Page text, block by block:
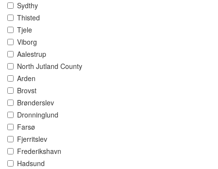
Sydthy
Thisted
Tjele
Viborg
Aalestrup
North Jutland County
Arden
Brovst
Brønderslev
Dronninglund
Farsø
Fjerritslev
Frederikshavn
Hadsund